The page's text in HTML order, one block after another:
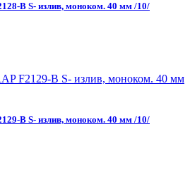
B S- излив, моноком. 40 мм /10/
B S- излив, моноком. 40 мм /10/